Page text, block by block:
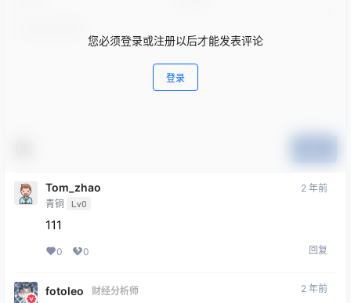
您必须登录或注册以后才能发表评论
登录
Tom_zhao
青铜 Lv0
2 年前
111
0 0 回复
fotoleo
财经分析师
2 年前